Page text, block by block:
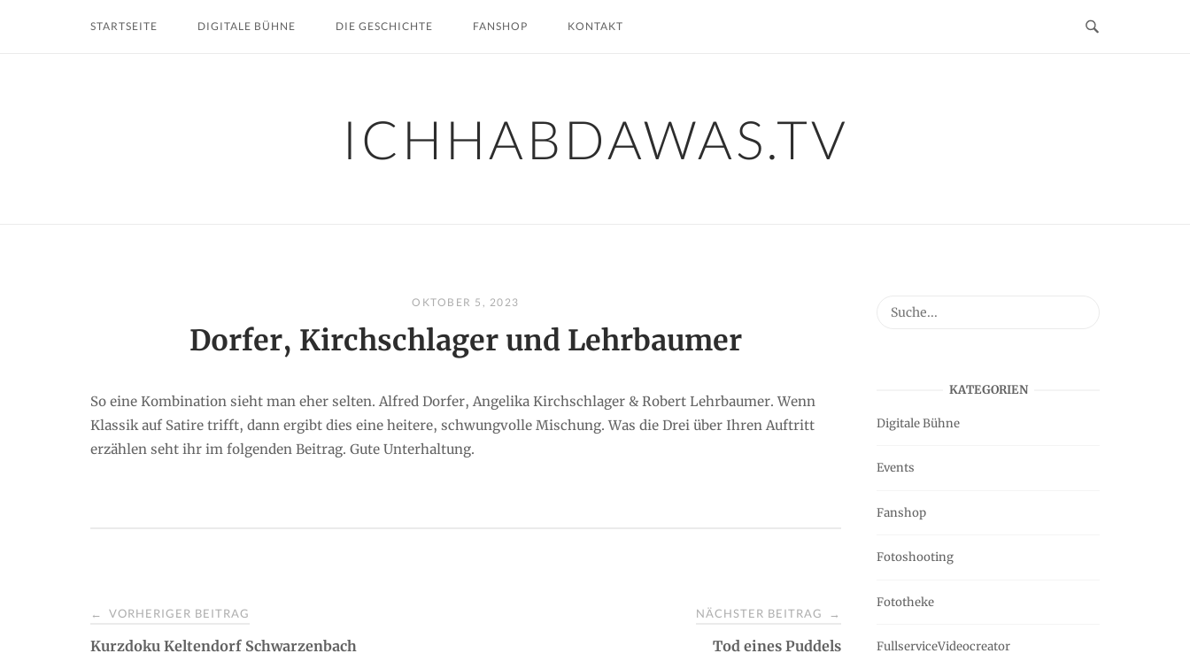
STARTSEITE DIGITALE BÜHNE DIE GESCHICHTE FANSHOP KONTAKT
ICHHABDAWAS.TV
OKTOBER 5, 2023
Dorfer, Kirchschlager und Lehrbaumer
So eine Kombination sieht man eher selten. Alfred Dorfer, Angelika Kirchschlager & Robert Lehrbaumer. Wenn
Klassik auf Satire trifft, dann ergibt dies eine heitere, schwungvolle Mischung. Was die Drei über Ihren Auftritt
erzählen seht ihr im folgenden Beitrag. Gute Unterhaltung.
P
← VORHERIGER BEITRAG
Kurzdoku Keltendorf Schwarzenbach
NÄCHSTER BEITRAG →
Tod eines Puddels
KATEGORIEN
Digitale Bühne
Events
Fanshop
Fotoshooting
Fototheke
FullserviceVideocreator